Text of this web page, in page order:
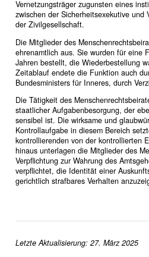
Vernetzungsträger zugunsten eines
zwischen der Sicherheitsexekutive und
der Zivilgesellschaft.
Die Mitglieder des
ehrenamtlich aus. Sie wurden für eine
Jahren bestellt, die Wiederbestellung
Zeitablauf endete die Funktion auch
Bundesministers für Inneres, durch
Die Tätigkeit des
staatlicher Aufgabenbesorgung, der
sensibel ist. Die wirksame und
Kontrollaufgabe in diesem Bereich
kontrollierenden von der kontrollierten
hinaus unterlagen die Mitglieder des
Verpflichtung zur Wahrung des
verpflichtet, die Identität einer
gerichtlich strafbares Verhalten
Letzte Aktualisierung: 27. März 2025